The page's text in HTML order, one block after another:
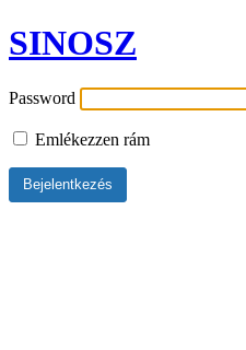
SINOSZ
Password
Emlékezzen rám